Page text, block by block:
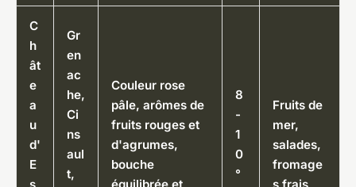
C
h
ât
e
a
u
d'
E
s
Gr
en
ac
he,
Ci
ns
aul
t,
Couleur rose
pâle, arômes de
fruits rouges et
d'agrumes,
bouche
équilibrée et
8
-
1
0
°
Fruits de
mer,
salades,
fromage
s frais